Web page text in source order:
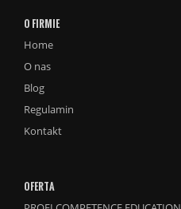
O FIRMIE
Home
O nas
Blog
Regulamin
Kontakt
OFERTA